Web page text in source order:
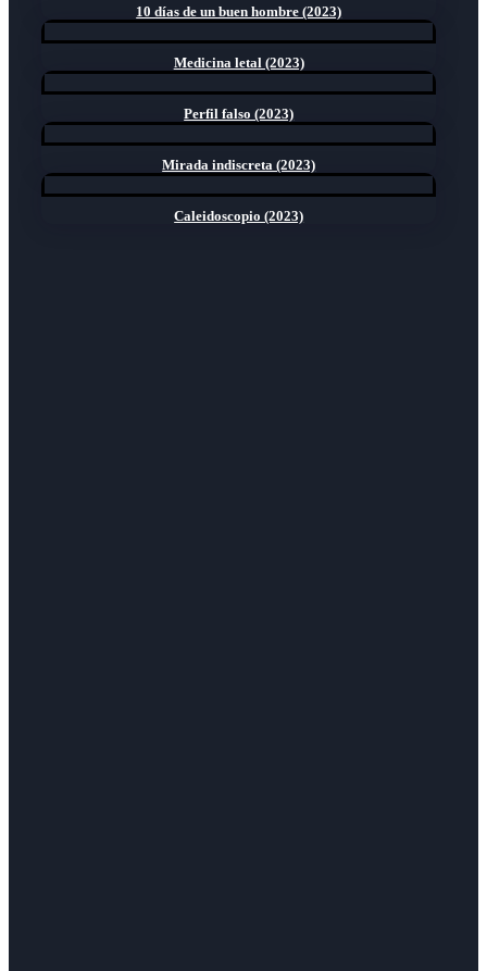
10 días de un buen hombre (2023)
Medicina letal (2023)
Perfil falso (2023)
Mirada indiscreta (2023)
Caleidoscopio (2023)